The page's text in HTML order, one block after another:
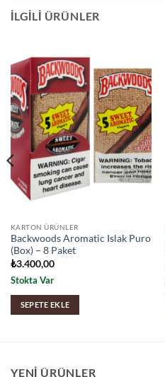
İLGILI ÜRÜNLER
KARTON ÜRÜNLER
Backwoods Aromatic Islak Puro
(Box) – 8 Paket
₺3.400,00
Stokta Var
SEPETE EKLE
YENI ÜRÜNLER